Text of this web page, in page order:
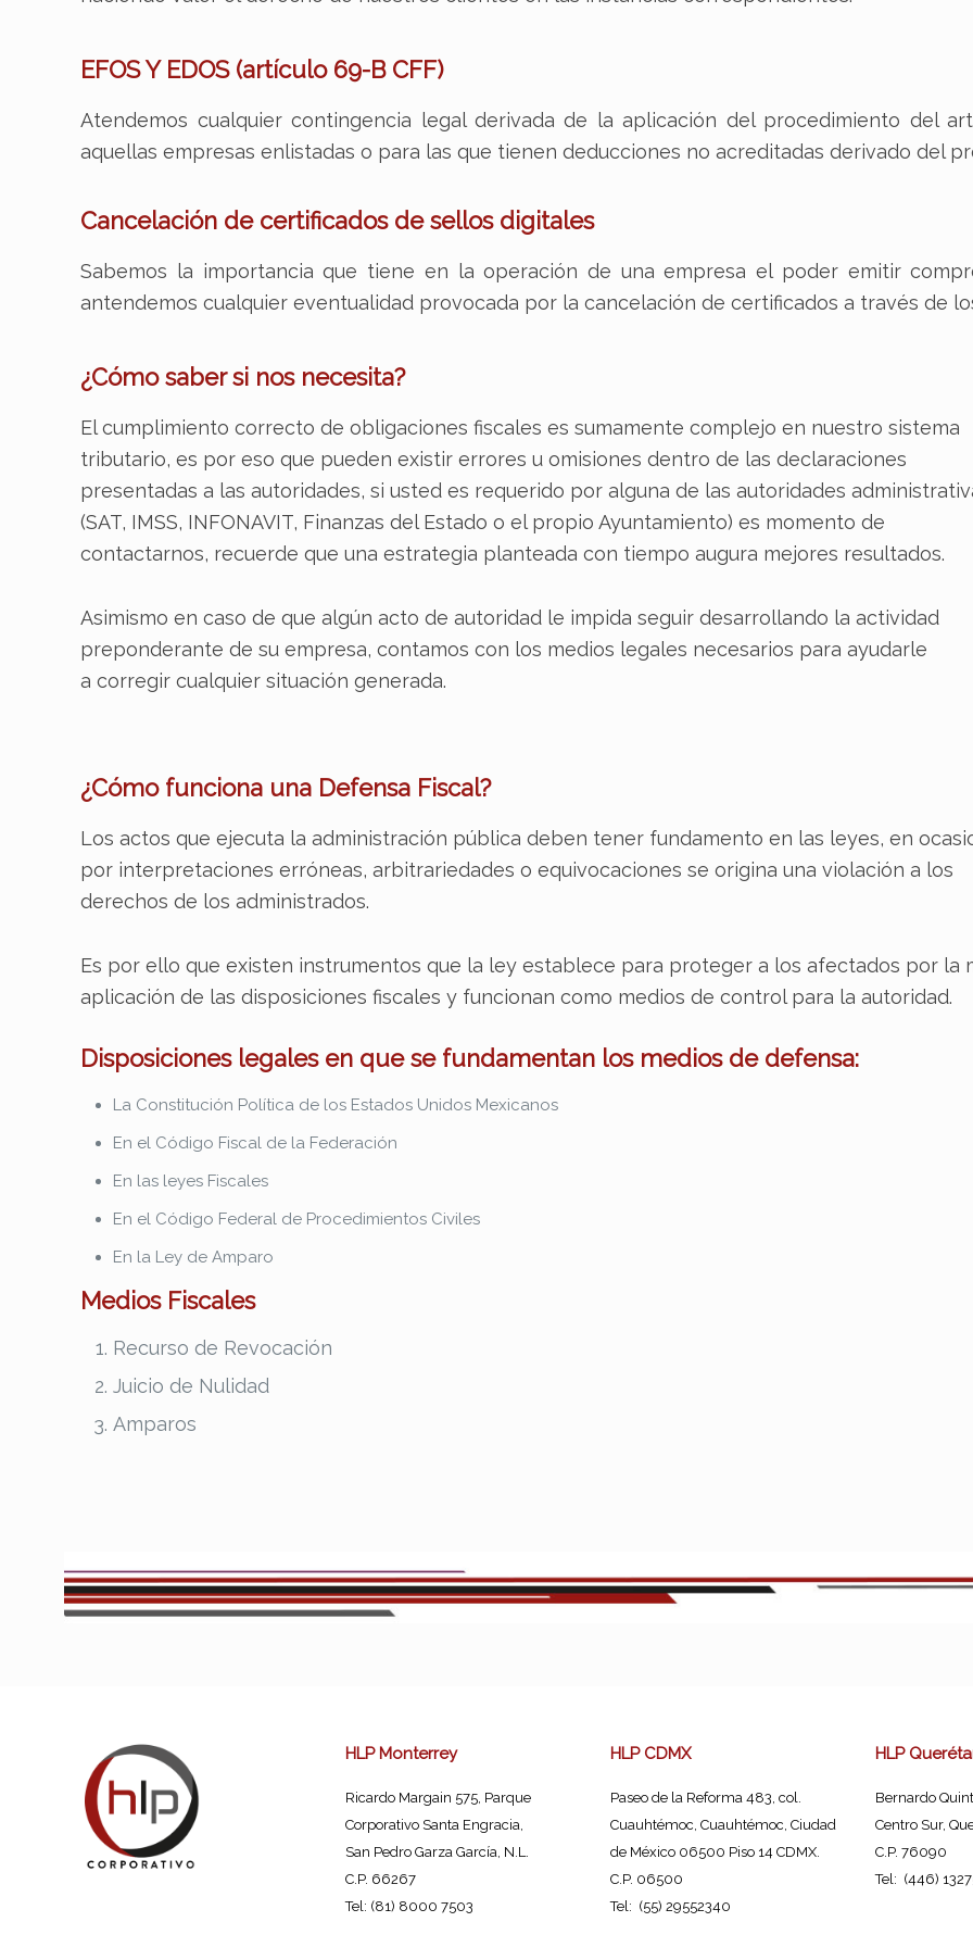
EFOS Y EDOS (artículo 69-B CFF)
Atendemos cualquier contingencia legal derivada de la aplicación del procedimiento del
aquellas empresas enlistadas o para las que tienen deducciones no acreditadas derivado del
Cancelación de certificados de sellos digitales
Sabemos la importancia que tiene en la operación de una empresa el poder emitir
antendemos cualquier eventualidad provocada por la cancelación de certificados a través de
¿Cómo saber si nos necesita?
El cumplimiento correcto de obligaciones fiscales es sumamente complejo en nuestro sistema
tributario, es por eso que pueden existir errores u omisiones dentro de las declaraciones
presentadas a las autoridades, si usted es requerido por alguna de las autoridades
(SAT, IMSS, INFONAVIT, Finanzas del Estado o el propio Ayuntamiento) es momento de
contactarnos, recuerde que una estrategia planteada con tiempo augura mejores resultados.
Asimismo en caso de que algún acto de autoridad le impida seguir desarrollando la actividad
preponderante de su empresa, contamos con los medios legales necesarios para ayudarle
a corregir cualquier situación generada.
¿Cómo funciona una Defensa Fiscal?
Los actos que ejecuta la administración pública deben tener fundamento en las leyes, en
por interpretaciones erróneas, arbitrariedades o equivocaciones se origina una violación a los
derechos de los administrados.
Es por ello que existen instrumentos que la ley establece para proteger a los afectados por la
aplicación de las disposiciones fiscales y funcionan como medios de control para la autoridad.
Disposiciones legales en que se fundamentan los medios de defensa:
La Constitución Política de los Estados Unidos Mexicanos
En el Código Fiscal de la Federación
En las leyes Fiscales
En el Código Federal de Procedimientos Civiles
En la Ley de Amparo
Medios Fiscales
Recurso de Revocación
Juicio de Nulidad
Amparos
HLP Monterrey
Ricardo Margain 575, Parque
Corporativo Santa Engracia,
San Pedro Garza García, N.L.
C.P. 66267
Tel: (81) 8000 7503
HLP CDMX
Paseo de la Reforma 483, col.
Cuauhtémoc, Cuauhtémoc, Ciudad
de México 06500 Piso 14 CDMX.
C.P. 06500
Tel: (55) 29552340
HLP
Bernardo
Centro Sur,
C.P. 76090
Tel: (446)